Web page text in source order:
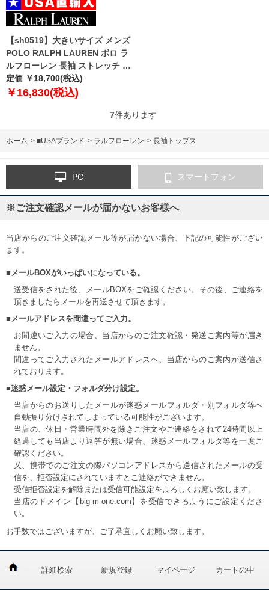
【sh0519】大きいサイズ メンズ
POLO RALPH LAUREN ポロ ラ
ルフローレン 長袖 ストレッチ オ
ックスフォード ボタンダウン シ
ャツ USA直輸入 710542056
定価 ￥18,700(税込)
￥16,830(税込)
7件あります
ホーム > ■USAブランド > ラルフローレン > 長袖トップス
PC スマートフォン
※ご注文確認メールが届かないお客様へ
当店からのご注文確認メール等が届かない場合、下記の可能性がござい
ます。
■メールBOXがいっぱいになっている。
送受信をされた後、メールBOXをご確認ください。その後、ご連絡を
頂きましたらメールを再送させて頂きます。
■メールアドレスを間違ってご入力。
お間違いご入力の場合、当店からのご注文確認・発送ご案内等が届き
ません。
間違ってご入力されたメールアドレスへ、当店からのご案内が送信さ
れております。
■迷惑メール設定・フォルダ分け設定。
当店からのお送りしたメールが迷惑メールフォルダ・別フォルダ等へ
自動振り分けされてしまっている可能性がございます。
当店の、休日・営業時間外を除きご注文やご連絡をされて24時間以上
経過しても当店より返答が無い場合、迷惑メールフォルダ等を一度ご
確認ください。
又、携帯でのご注文の際パソコンアドレスから送信されたメールの受
信を、拒否設定にされていますとご連絡ができません。
受信拒否設定を解除または受信可能設定をよろしくお願い致します。
当店のドメイン【big-m-one.com】を受信できるようにご設定くださ
い。
お手数ではございますが、ご了承宜しくお願い致します。
詳細検索 新規登録 マイページ カートの中